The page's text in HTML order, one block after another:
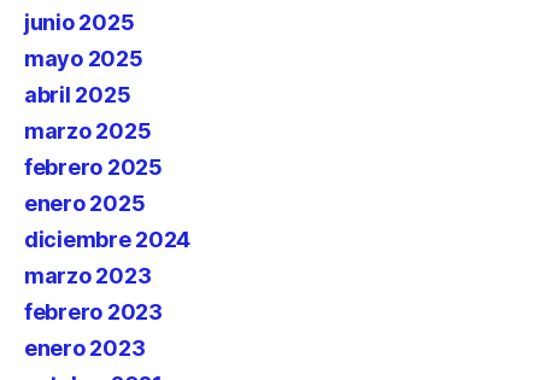
junio 2025
mayo 2025
abril 2025
marzo 2025
febrero 2025
enero 2025
diciembre 2024
marzo 2023
febrero 2023
enero 2023